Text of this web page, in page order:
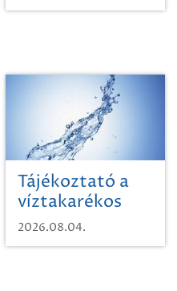
Tájékoztató a
víztakarékos
vízhasználatról
2026.08.04.